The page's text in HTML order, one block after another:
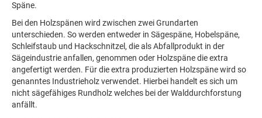
Späne.
Bei den Holzspänen wird zwischen zwei Grundarten
unterschieden. So werden entweder in Sägespäne, Hobelspäne,
Schleifstaub und Hackschnitzel, die als Abfallprodukt in der
Sägeindustrie anfallen, genommen oder Holzspäne die extra
angefertigt werden. Für die extra produzierten Holzspäne wird so
genanntes Industrieholz verwendet. Hierbei handelt es sich um
nicht sägefähiges Rundholz welches bei der Walddurchforstung
anfällt.